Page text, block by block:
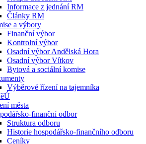
Informace z jednání RM
Články RM
a výbory
Finanční výbor
Kontrolní výbor
Osadní výbor Andělská Hora
Osadní výbor Vítkov
Bytová a sociální komise
Výběrové řízení na tajemníka
města
finanční odbor
Struktura odboru
Historie hospodářsko-finančního odboru
Ceníky